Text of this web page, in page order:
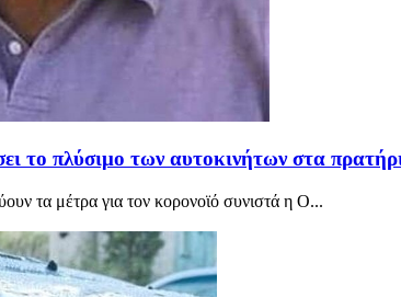
το πλύσιμο των αυτοκινήτων στα
τα μέτρα για τον κορονοϊό συνιστά η Ο...